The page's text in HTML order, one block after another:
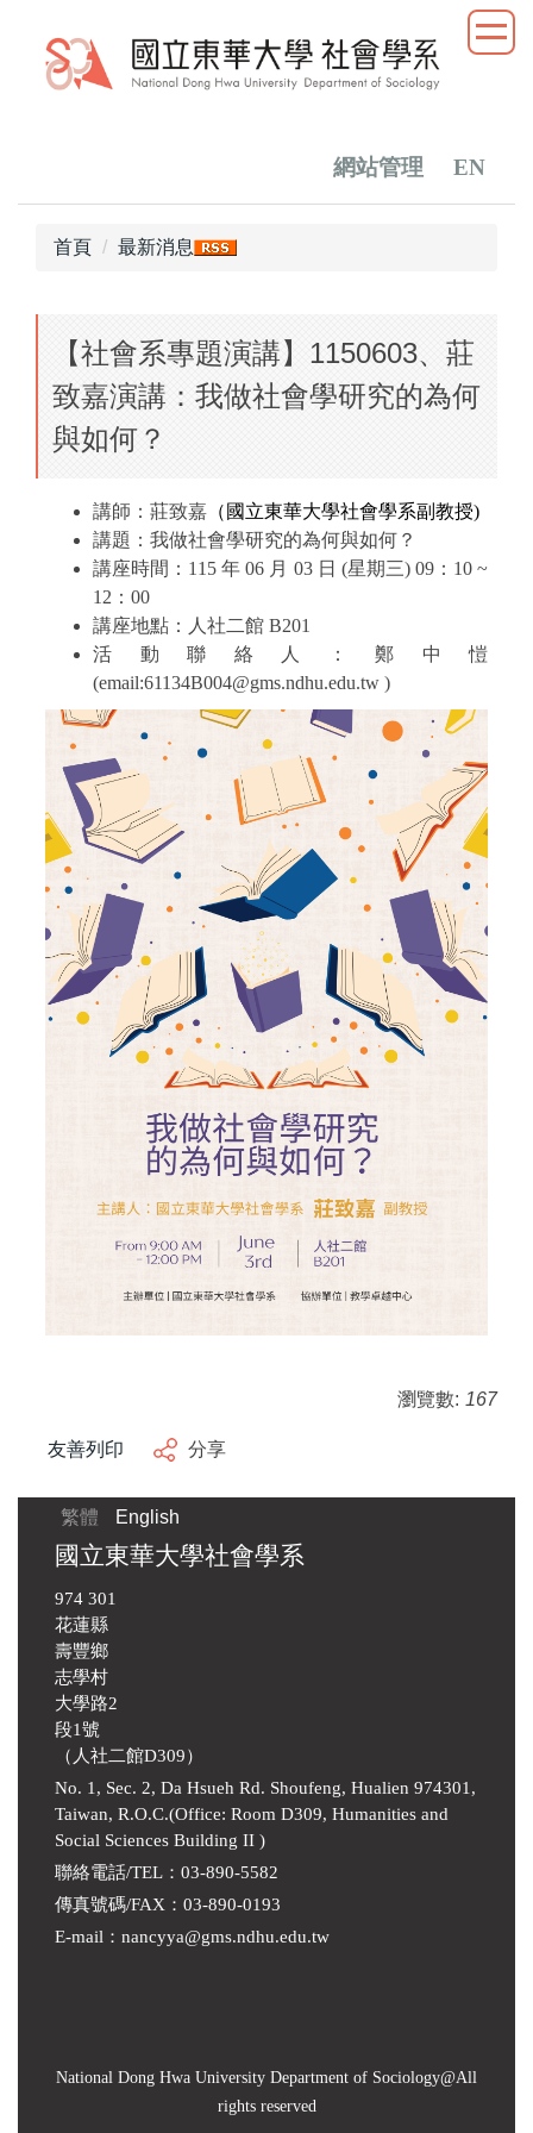
網站管理 EN
首頁 最新消息
【社會系專題演講】1150603、莊
致嘉演講：我做社會學研究的為何
與如何？
講師：莊致嘉 （國立東華大學社會學系副教授)
講題： 我做社會學研究的為何與如何？
講座時間： 115年 06 月 03 日 (星期三) 09：10 ~
12 ： 00
講座地點：
人社二館 B201
活動聯絡人：鄭中愷
(email:61134B004@gms.ndhu.edu.tw )
瀏覽數: 167
友善列印 分享
繁體 English
國立東華大學社會學系
974 301
花蓮縣
壽豐鄉
志學村
大學路2
段1號
（人社二館D309）
No. 1, Sec. 2, Da Hsueh Rd. Shoufeng, Hualien 974301,
Taiwan, R.O.C.(Office: Room D309, Humanities and
Social Sciences Building II )
聯絡電話/TEL：03-890-5582
傳真號碼/FAX：03-890-0193
E-mail ： nancyya@gms.ndhu.edu.tw
National Dong Hwa University Department of Sociology@All
rights reserved